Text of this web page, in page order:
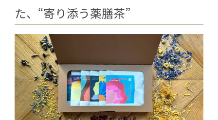
た、“寄り添う薬膳茶”